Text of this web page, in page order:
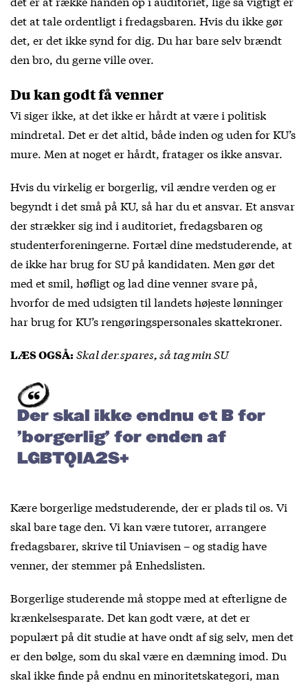
det at tale ordentligt i fredagsbaren. Hvis du ikke gør
det, er det ikke synd for dig. Du har bare selv brændt
den bro, du gerne ville over.
Du kan godt få venner
Vi siger ikke, at det ikke er hårdt at være i politisk
mindretal. Det er det altid, både inden og uden for KU’s
mure. Men at noget er hårdt, fratager os ikke ansvar.
Hvis du virkelig er borgerlig, vil ændre verden og er
begyndt i det små på KU, så har du et ansvar. Et ansvar
der strækker sig ind i auditoriet, fredagsbaren og
studenterforeningerne. Fortæl dine medstuderende, at
de ikke har brug for SU på kandidaten. Men gør det
med et smil, høfligt og lad dine venner svare på,
hvorfor de med udsigten til landets højeste lønninger
har brug for KU’s rengøringspersonales skattekroner.
LÆS OGSÅ:Skal der spares, så tag min SU
Der skal ikke endnu et B for
’borgerlig’ for enden af
LGBTQIA2S+
Kære borgerlige medstuderende, der er plads til os. Vi
skal bare tage den. Vi kan være tutorer, arrangere
fredagsbarer, skrive til Uniavisen – og stadig have
venner, der stemmer på Enhedslisten.
Borgerlige studerende må stoppe med at efterligne de
krænkelsesparate. Det kan godt være, at det er
populært på dit studie at have ondt af sig selv, men det
er den bølge, som du skal være en dæmning imod. Du
skal ikke finde på endnu en minoritetskategori, man